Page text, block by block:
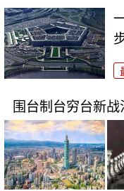
围台制台穷台新